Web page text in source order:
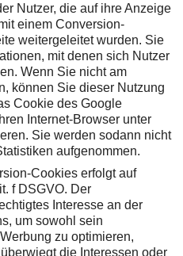
Nutzer, die auf ihre Anzeige
einem Conversion-
weitergeleitet wurden. Sie
mit denen sich Nutzer
Wenn Sie nicht am
können Sie dieser Nutzung
Cookie des Google
Internet-Browser unter
Sie werden sodann nicht
aufgenommen.
Cookies erfolgt auf
f DSGVO. Der
Interesse an der
um sowohl sein
zu optimieren,
die Interessen oder